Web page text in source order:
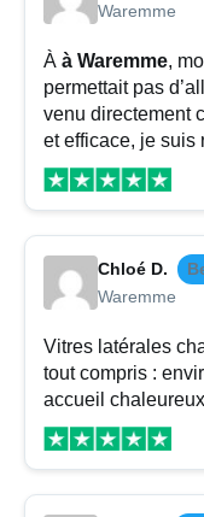
Waremme
À à Waremme,
permettait pas
venu directement
et efficace, je suis
Chloé D.
Waremme
Vitres latérales
tout compris :
accueil